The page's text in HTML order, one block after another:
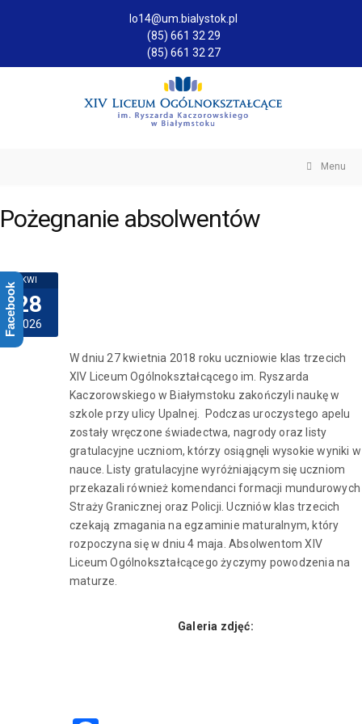
lo14@um.bialystok.pl
(85) 661 32 29
(85) 661 32 27
Menu
Pożegnanie absolwentów
KWI
28
2026
W dniu 27 kwietnia 2018 roku uczniowie klas trzecich
XIV Liceum Ogólnokształcącego im. Ryszarda
Kaczorowskiego w Białymstoku zakończyli naukę w
szkole przy ulicy Upalnej. Podczas uroczystego apelu
zostały wręczone świadectwa, nagrody oraz listy
gratulacyjne uczniom, którzy osiągnęli wysokie wyniki w
nauce. Listy gratulacyjne wyróżniającym się uczniom
przekazali również komendanci formacji mundurowych
Straży Granicznej oraz Policji. Uczniów klas trzecich
czekają zmagania na egzaminie maturalnym, który
rozpoczyna się w dniu 4 maja. Absolwentom XIV
Liceum Ogólnokształcącego życzymy powodzenia na
maturze.
Galeria zdjęć:
Facebook